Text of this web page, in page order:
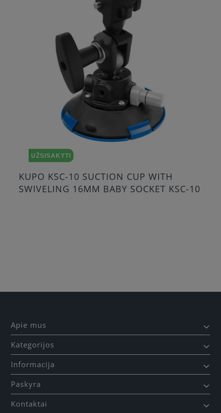
SUCTION CUP WITH
16MM BABY SOCKET KSC-10
Saramonic
audio
Apie mus
Kategorijos
Informacija
Paskyra
Kontaktai